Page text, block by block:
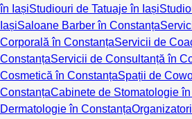
în IașiStudiouri de Tatuaje în Iași
IașiSaloane Barber în Constanța
Corporală în ConstanțaServicii de
ConstanțaServicii de Consultanță în
Cosmetică în ConstanțaSpații de
ConstanțaCabinete de Stomatologie
Dermatologie în Constanța